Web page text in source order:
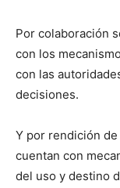
Por colaboración
con los
con las
decisiones.
Y por rendición
cuentan con
del uso y destino